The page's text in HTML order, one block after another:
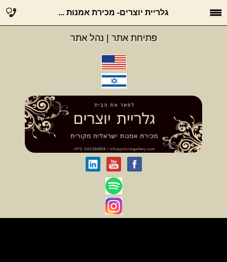
גלריית יוצרים- מכירת אמנות ...
פתיחת אתר נהל אתר